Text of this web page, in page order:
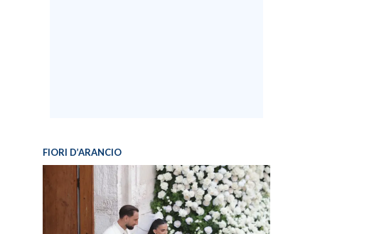
FIORI D’ARANCIO